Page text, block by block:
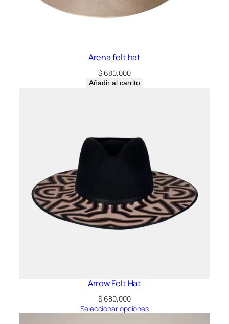
Arena felt hat
$ 680,000
Añadir al carrito
Arrow Felt Hat
$ 680,000
Seleccionar opciones